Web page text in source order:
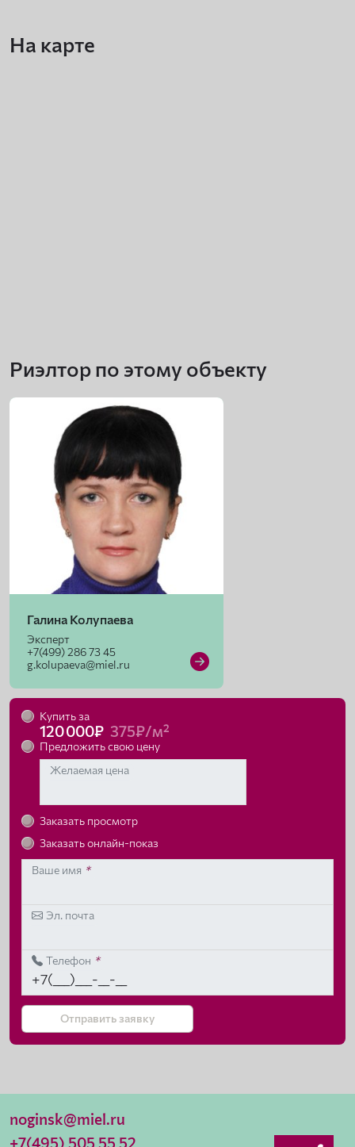
На карте
Риэлтор по этому объекту
Галина Колупаева
Эксперт
+7(499) 286 73 45
g.kolupaeva@miel.ru
Купить за
120 000₽ 375₽/м²
Предложить свою цену
Желаемая цена
Заказать просмотр
Заказать онлайн-показ
Ваше имя *
Эл. почта
Телефон *
Отправить заявку
noginsk@miel.ru
+7(495) 505 55 52